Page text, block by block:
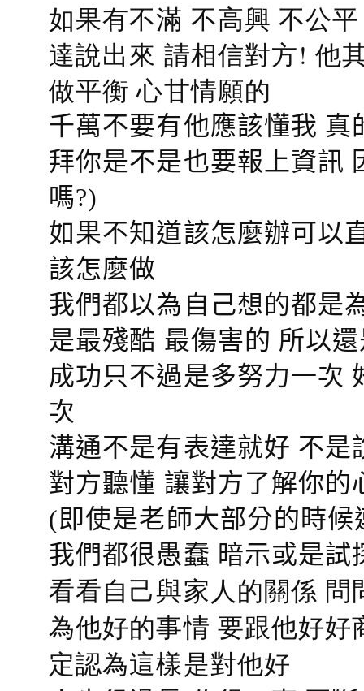
如果有不滿 不高興 不公
達說出來 請相信對方! 他
做平衡 心甘情願的
千萬不要有他應該懂我
拜你是不是也要報上資訊
嗎?)
如果不知道該怎麼辦可以
該怎麼做
我們都以為自己想的都是
是最殘酷 最傷害的 所以
成功只不過是多努力一次
次
溝通不是有表達就好 不
對方聽懂 讓對方了解你
(即使是老師大部分的時候
我們都很愚蠢 暗示或是
看看自己與家人的關係
為他好的事情 要跟他好
定認為這樣是對他好